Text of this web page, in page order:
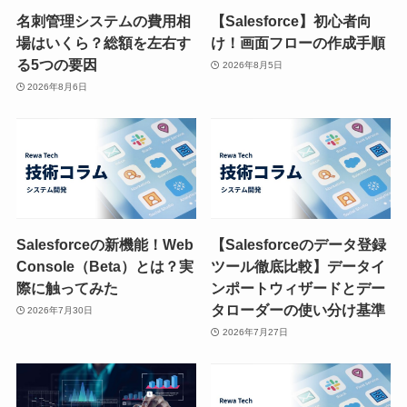
名刺管理システムの費用相
場はいくら？総額を左右す
る5つの要因
2026年8月6日
【Salesforce】初心者向
け！画面フローの作成手順
2026年8月5日
Salesforceの新機能！Web
Console（Beta）とは？実
際に触ってみた
2026年7月30日
【Salesforceのデータ登録
ツール徹底比較】データイ
ンポートウィザードとデー
タローダーの使い分け基準
2026年7月27日